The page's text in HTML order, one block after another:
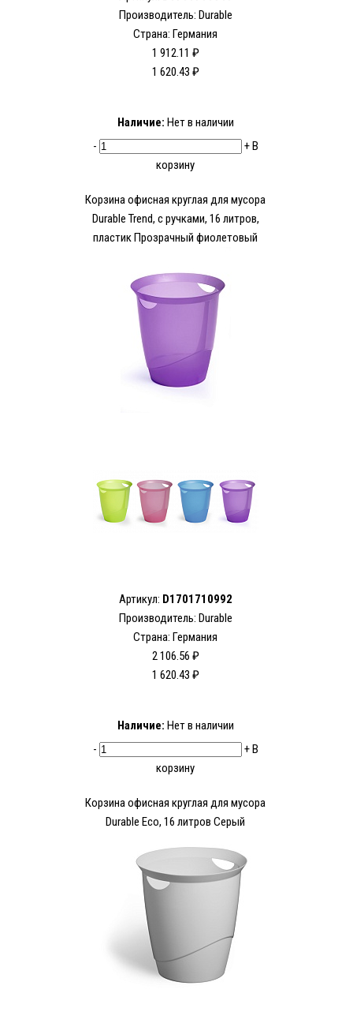
Производитель: Durable
Страна: Германия
1 912.11 ₽
1 620.43 ₽
Наличие: Нет в наличии
-
+В
корзину
Корзина офисная круглая для мусора
Durable Trend, с ручками, 16 литров,
пластик Прозрачный фиолетовый
Артикул: D1701710992
Производитель: Durable
Страна: Германия
2 106.56 ₽
1 620.43 ₽
Наличие: Нет в наличии
-
+В
корзину
Корзина офисная круглая для мусора
Durable Eco, 16 литров Серый